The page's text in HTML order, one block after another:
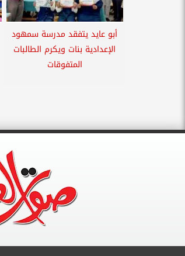
أبو عايد يتفقد مدرسة سمهود
الإعدادية بنات ويكرم الطالبات
المتفوقات